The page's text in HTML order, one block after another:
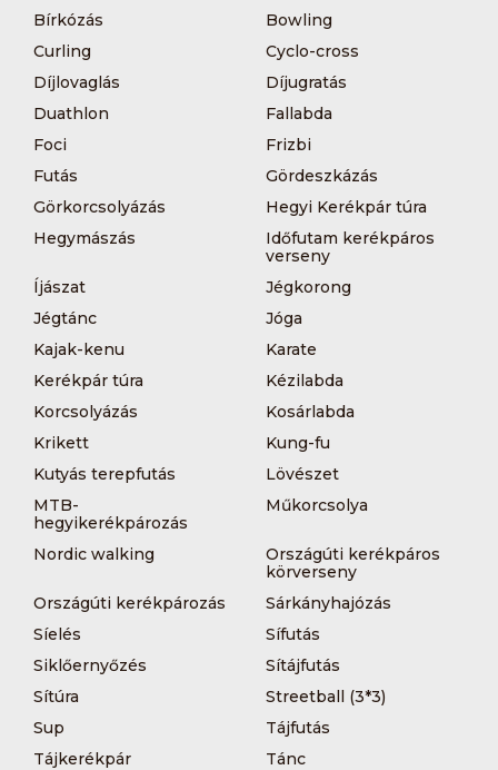
Bírkózás
Bowling
Curling
Cyclo-cross
Díjlovaglás
Díjugratás
Duathlon
Fallabda
Foci
Frizbi
Futás
Gördeszkázás
Görkorcsolyázás
Hegyi Kerékpár túra
Hegymászás
Időfutam kerékpáros
verseny
Íjászat
Jégkorong
Jégtánc
Jóga
Kajak-kenu
Karate
Kerékpár túra
Kézilabda
Korcsolyázás
Kosárlabda
Krikett
Kung-fu
Kutyás terepfutás
Lövészet
MTB-
hegyikerékpározás
Műkorcsolya
Nordic walking
Országúti kerékpáros
körverseny
Országúti kerékpározás
Sárkányhajózás
Síelés
Sífutás
Siklőernyőzés
Sítájfutás
Sítúra
Streetball (3*3)
Sup
Tájfutás
Tájkerékpár
Tánc